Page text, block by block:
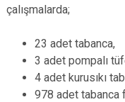
çalışmalarda;
23 adet tabanca,
3 adet pompalı
4 adet kurusıkı
978 adet tabanca